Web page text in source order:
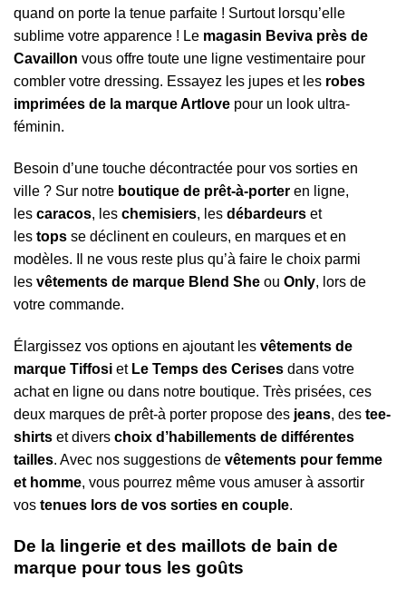
quand on porte la tenue parfaite ! Surtout lorsqu’elle
sublime votre apparence ! Le magasin Beviva près de
Cavaillon vous offre toute une ligne vestimentaire pour
combler votre dressing. Essayez les jupes et les robes
imprimées de la marque Artlove pour un look ultra-
féminin.
Besoin d’une touche décontractée pour vos sorties en
ville ? Sur notre boutique de prêt-à-porter en ligne,
les caracos, les chemisiers, les débardeurs et
les tops se déclinent en couleurs, en marques et en
modèles. Il ne vous reste plus qu’à faire le choix parmi
les vêtements de marque Blend She ou Only, lors de
votre commande.
Élargissez vos options en ajoutant les vêtements de
marque Tiffosi et Le Temps des Cerises dans votre
achat en ligne ou dans notre boutique. Très prisées, ces
deux marques de prêt-à porter propose des jeans, des tee-
shirts et divers choix d’habillements de différentes
tailles. Avec nos suggestions de vêtements pour femme
et homme, vous pourrez même vous amuser à assortir
vos tenues lors de vos sorties en couple.
De la lingerie et des maillots de bain de
marque pour tous les goûts